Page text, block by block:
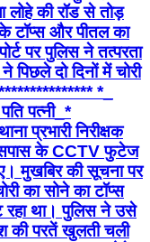
लोहे की रॉड से तोड़
टॉप्स और पीतल का
पर पुलिस ने तत्परता
पिछले दो दिनों में चोरी
*_​
पत्नी_*
प्रभारी निरीक्षक
के CCTV फुटेज
मुखबिर की सूचना पर
का सोने का टॉप्स
रहा था। पुलिस ने उसे
की परतें खुलती चली